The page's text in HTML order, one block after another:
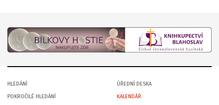
HLEDÁNÍ
POKROČILÉ HLEDÁNÍ
ÚŘEDNÍ DESKA
KALENDÁŘ